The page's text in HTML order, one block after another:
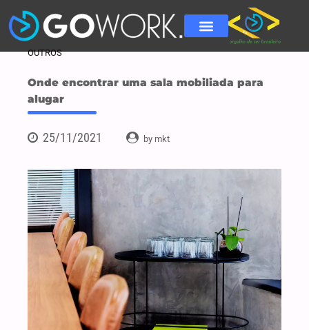
OUTROS
Onde encontrar uma sala mobiliada para
alugar
25/11/2021 by mkt